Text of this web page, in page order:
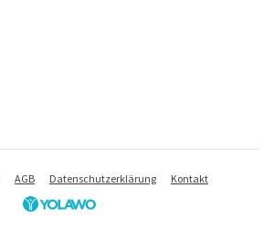
AGB Datenschutzerklärung Kontakt